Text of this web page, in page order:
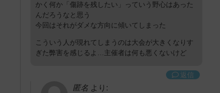
かく何か「傷跡を残したい」っていう野心はあった
んだろうなと思う
今回はそれがダメな方向に傾いてしまった
こういう人が現れてしまうのは大会が大きくなりす
ぎた弊害を感じるよ…主催者は何も悪くないけど
返信
匿名 より: